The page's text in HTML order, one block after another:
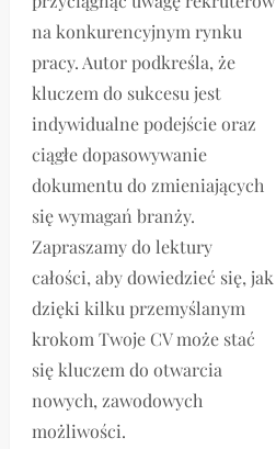
na konkurencyjnym rynku
pracy. Autor podkreśla, że
kluczem do sukcesu jest
indywidualne podejście oraz
ciągłe dopasowywanie
dokumentu do zmieniających
się wymagań branży.
Zapraszamy do lektury
całości, aby dowiedzieć się, jak
dzięki kilku przemyślanym
krokom Twoje CV może stać
się kluczem do otwarcia
nowych, zawodowych
możliwości.